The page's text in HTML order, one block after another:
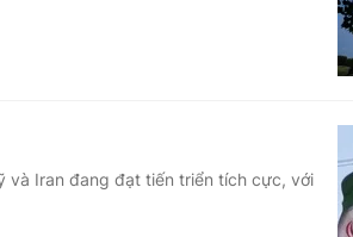
Học trực tuyến
và Iran đang đạt tiến triển tích cực, với